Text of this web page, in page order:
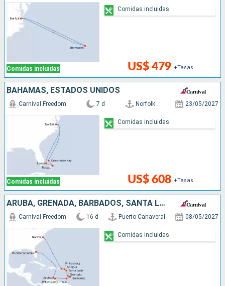
Comidas incluidas US$ 479 +Tasas
Comidas incluidas
BAHAMAS, ESTADOS UNIDOS
Comidas incluidas
Carnival Freedom 7 d Norfolk 23/05/2027
US$ 608 +Tasas
Comidas incluidas
ARUBA, GRENADA, BARBADOS, SANTA LUCIA, ANTIGUA Y BARBUDA, SAN MARTÍN, ESTADOS UNIDOS
Carnival Freedom 16 d Puerto Canaveral 08/05/2027
Comidas incluidas